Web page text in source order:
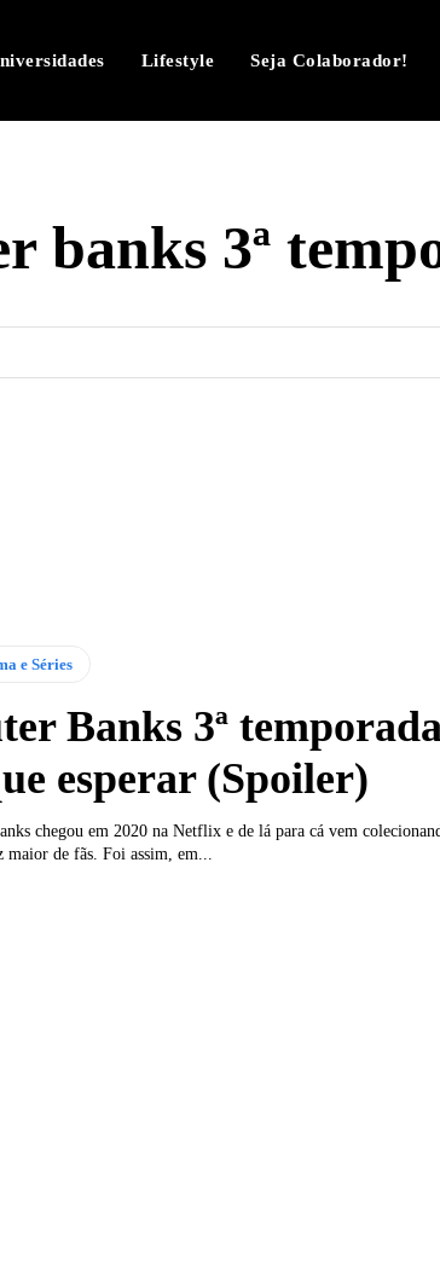
Lifestyle Seja Colaborador!
banks 3ª
e Séries
Banks 3ª
esperar (Spoiler)
chegou em 2020 na Netflix e de lá para cá vem
maior de fãs. Foi assim, em...